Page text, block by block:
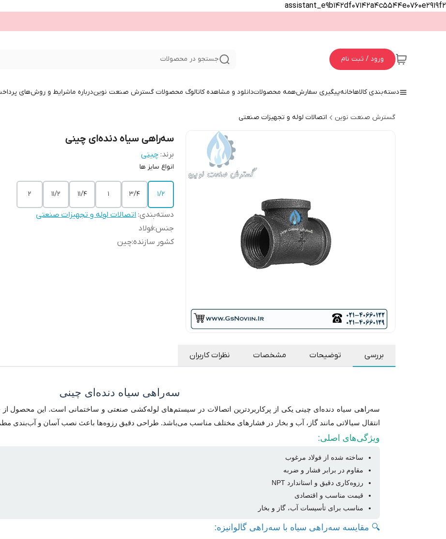
assistant_e9b142df07142a4c5544e0760e2919f2
ورود / ثبت نام جستجو در محصولات
دسته‌بندی کالاهاخانهپیگیری سفارشهمه محصولاتدانلود و مشاهده کاتالوگ محصولات گسترش صنعت نویندرباره ماشرایط و روش‌های
گسترش صنعت نوین اتصالات لوله و تجهیزات صنعتی
سه‌راهی سیاه دنده‌ای چینی
برند: چینی
انواع سایز ها
1/2
3/4
1
11/4
11/2
2
دسته‌بندی:اتصالات لوله و تجهیزات صنعتی
جنس:فولاد
کشور سازنده:چین
بررسی توضیحات مشخصات نظرات کاربران
سه‌راهی سیاه دنده‌ای چینی
سه‌راهی سیاه دنده‌ای چینی یکی از پرکاربردترین اتصالات در سیستم‌های لوله‌کشی صنعتی و ساختمانی است. این محصول
انتقال سیالاتی مانند گاز، آب و بخار در فشارهای مختلف مناسب می‌باشد. طراحی دقیق رزوه‌ها باعث نصب آسان و آب‌بندی
ویژگی‌های اصلی:
ساخته شده از فولاد مرغوب
مقاوم در برابر فشار و ضربه
رزوه‌کاری دقیق و استاندارد NPT
قیمت مناسب و اقتصادی
مناسب برای تأسیسات آب، گاز و بخار
🔍 مقایسه سه‌راهی سیاه با سه‌راهی گالوانیزه: